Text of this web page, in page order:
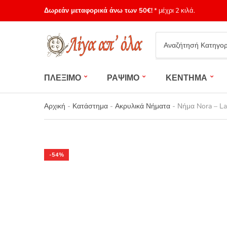
Δωρεάν μεταφορικά άνω των 50€!* μέχρι 2 κιλά.
Category
name
ΠΛΕΞΙΜΟ ΡΑΨΙΜΟ ΚΕΝΤΗΜΑ
Αρχική - Κατάστημα - Ακρυλικά Νήματα - Νήμα Nora –
-54%